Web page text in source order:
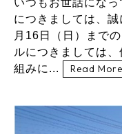
につきましては、
月16日（日）まで
ルにつきましては
組みに...
Read More